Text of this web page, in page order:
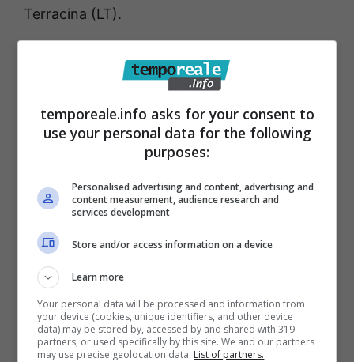
Terracina (LT).
temporeale.info asks for your consent to
use your personal data for the following
purposes:
Personalised advertising and content, advertising and
content measurement, audience research and
services development
Store and/or access information on a device
Learn more
Your personal data will be processed and information from
your device (cookies, unique identifiers, and other device
data) may be stored by, accessed by and shared with 319
partners, or used specifically by this site. We and our partners
may use precise geolocation data. List of partners.